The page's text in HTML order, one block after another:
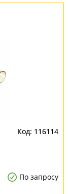
116114
По запросу